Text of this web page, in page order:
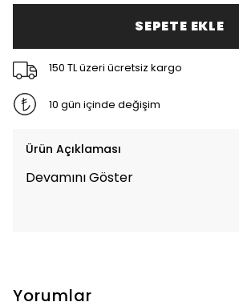
SEPETE EKLE
150 TL üzeri ücretsiz kargo
10 gün içinde değişim
Ürün Açıklaması
Devamını Göster
Yorumlar